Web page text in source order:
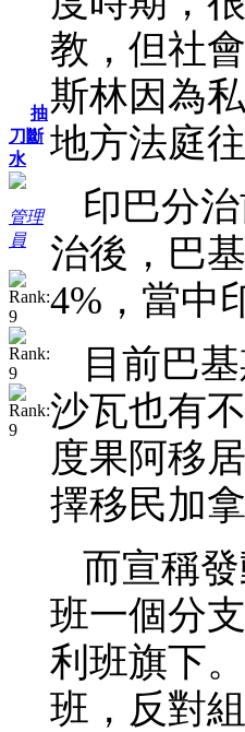
抽
刀斷
水
管理
員
教，但社
斯林因為
地方法庭
印巴分
治後，巴
4%，當中
目前巴
沙瓦也有
度果阿移
擇移民加
而宣稱
班一個分
利班旗下
班，反對